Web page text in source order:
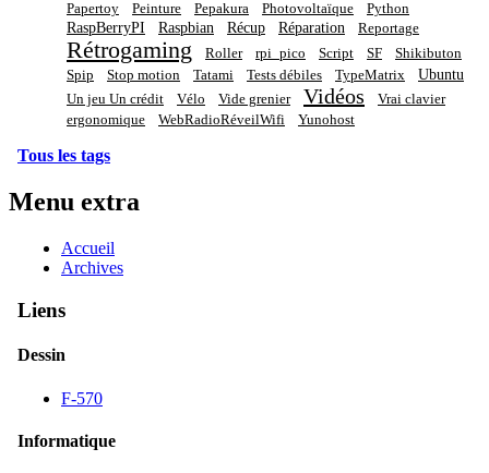
Papertoy
Peinture Pepakura Photovoltaïque Python
RaspBerryPI Raspbian Récup Réparation Reportage
Rétrogaming Roller rpi_pico Script SF
Shikibuton
Spip
Stop motion Tatami Tests débiles TypeMatrix Ubuntu
Un jeu Un crédit Vélo Vide grenier Vidéos
Vrai clavier
ergonomique
WebRadioRéveilWifi Yunohost
Tous les tags
Menu extra
Accueil
Archives
Liens
Dessin
F-570
Informatique